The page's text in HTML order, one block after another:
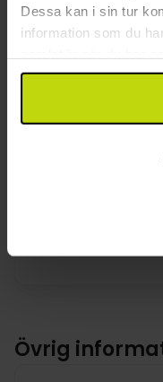
Dessa kan i sin tur
information som du
Övrig